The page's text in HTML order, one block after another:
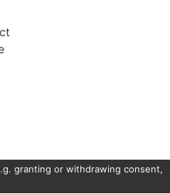
granting or withdrawing consent,